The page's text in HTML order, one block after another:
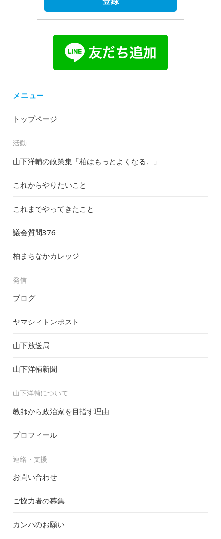
メニュー
トップページ
活動
山下洋輔の政策集「柏はもっとよくなる。」
これからやりたいこと
これまでやってきたこと
議会質問376
柏まちなかカレッジ
発信
ブログ
ヤマシィトンポスト
山下放送局
山下洋輔新聞
山下洋輔について
教師から政治家を目指す理由
プロフィール
連絡・支援
お問い合わせ
ご協力者の募集
カンパのお願い